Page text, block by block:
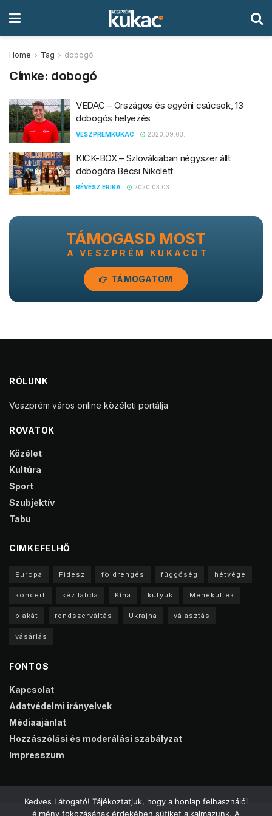
Home Tag dobogó
Címke: dobogó
VEDAC – Országos és egyéni csúcsok, 13
dobogós helyezés
VESZPREMKUKAC 2020.09.03.
KICK-BOX – Szlovákiában négyszer állt
dobogóra Bécsi Nikolett
RÉVÉSZ ERIKA 2020.03.03.
TÁMOGASD MOST
A VESZPRÉM KUKACOT
TÁMOGATOM
RÓLUNK
Veszprém város online közéleti portálja
ROVATOK
Közélet
Kultúra
Sport
Szubjektív
Tabu
CIMKEFELHŐ
Europa Fidesz földrengés függőség hétvége
koncert kézilabda Kína kütyük Menekültek
plakát rendszerváltás Ukrajna választás
vásárlás
FONTOS
Kapcsolat
Adatvédelmi irányelvek
Médiaajánlat
Hozzászólási és moderálási szabályzat
Impresszum
Kedves Látogató! Tájékoztatjuk, hogy a honlap felhasználói
élmény fokozásának érdekében sütiket alkalmazunk. A